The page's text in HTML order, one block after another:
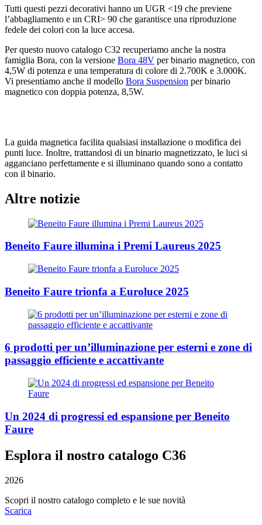
Tutti questi pezzi decorativi hanno un UGR <19 che previene
l’abbagliamento e un CRI> 90 che garantisce una riproduzione
fedele dei colori con la luce accesa.
Per questo nuovo catalogo C32 recuperiamo anche la nostra
famiglia Bora, con la versione Bora 48V per binario magnetico, con
4,5W di potenza e una temperatura di colore di 2.700K e 3.000K.
Vi presentiamo anche il modello Bora Suspension per binario
magnetico con doppia potenza, 8,5W.
La guida magnetica facilita qualsiasi installazione o modifica dei
punti luce. Inoltre, trattandosi di un binario magnetizzato, le luci si
agganciano perfettamente e si illuminano quando sono a contatto
con il binario.
Altre notizie
Beneito Faure illumina i Premi Laureus 2025
Beneito Faure trionfa a Euroluce 2025
6 prodotti per un’illuminazione per esterni e zone di
passaggio efficiente e accattivante
Un 2024 di progressi ed espansione per Beneito
Faure
Esplora il nostro catalogo C36
2026
Scopri il nostro catalogo completo e le sue novità
Scarica